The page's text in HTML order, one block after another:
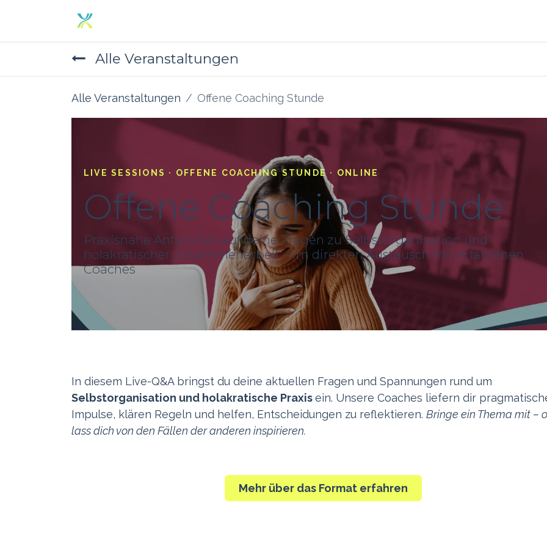
Alle Veranstaltungen
Alle Veranstaltungen Offene Coaching Stunde
LIVE SESSIONS · OFFENE COACHING STUNDE · ONLINE
Offene Coaching Stunde
Praxisnahe Antworten auf deine Fragen zu Selbstorganisation und
holakratischer Zusammenarbeit – im direkten Austausch mit erfahrenen
Coaches
In diesem Live-Q&A bringst du deine aktuellen Fragen und Spannungen rund um
Selbstorganisation und holakratische Praxisein. Unsere Coaches liefern dir
Impulse, klären Regeln und helfen, Entscheidungen zu reflektieren. Bringe ein Thema mit –
lass dich von den Fällen der anderen inspirieren.
Mehr über das Format erfahren